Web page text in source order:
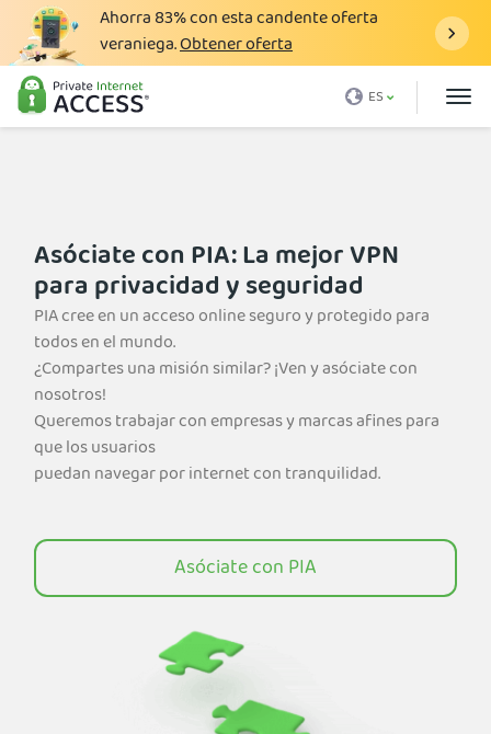
Ahorra83%con esta candente oferta
veraniega.Obtener oferta
ES
¿Qué es una VPN?
¿Por qué PIA?
Descargar VPN
Servidor VPN
Blog
Asistencia
Inicio de sesión
Obtener PIA VPN
Asóciate con PIA: La mejor VPN
para privacidad y seguridad
PIA cree en un acceso online seguro y protegido para
todos en el mundo.
¿Compartes una misión similar? ¡Ven y asóciate con
nosotros!
Queremos trabajar con empresas y marcas afines para
que los usuarios
puedan navegar por internet con tranquilidad.
Asóciate con PIA